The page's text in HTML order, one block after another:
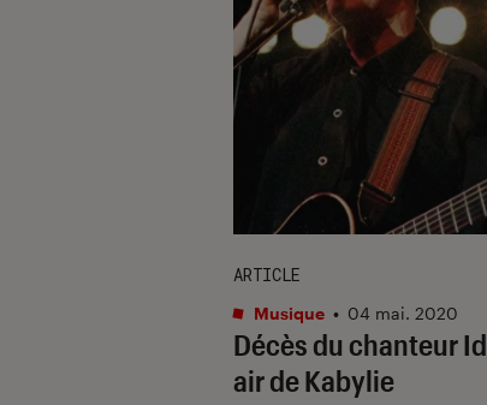
Décès du chanteur
air de Kabylie
ARTICLE
Musique • 04 mai. 2020